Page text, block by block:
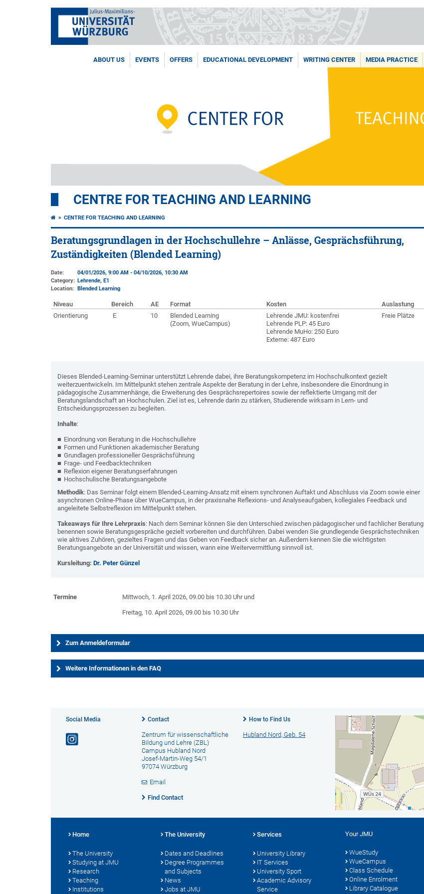
ABOUT US EVENTS OFFERS EDUCATIONAL DEVELOPMENT WRITING CENTER MEDIA PRACTICE
CENTRE FOR TEACHING AND LEARNING
CENTRE FOR TEACHING AND LEARNING
Beratungsgrundlagen in der Hochschullehre – Anlässe, Gesprächsführung,
Zuständigkeiten (Blended Learning)
Date:
04/01/2026, 9:00 AM - 04/10/2026, 10:30 AM
Category: Lehrende, E1
Location: Blended Learning
Niveau Bereich AE Format Kosten
Auslastung
Orientierung
E 10
Blended Learning
(Zoom, WueCampus)
Lehrende JMU: kostenfrei
Lehrende PLP: 45 Euro
Lehrende MuHo: 250 Euro
Externe: 487 Euro
Freie Plätze
Dieses Blended-Learning-Seminar unterstützt Lehrende dabei, ihre Beratungskompetenz im Hochschulkontext gezielt
weiterzuentwickeln. Im Mittelpunkt stehen zentrale Aspekte der Beratung in der Lehre, insbesondere die Einordnung in
pädagogische Zusammenhänge, die Erweiterung des Gesprächsrepertoires sowie der reflektierte Umgang mit der
Beratungslandschaft an Hochschulen. Ziel ist es, Lehrende darin zu stärken, Studierende wirksam in Lern- und
Entscheidungsprozessen zu begleiten.
Inhalte:
Einordnung von Beratung in die Hochschullehre
Formen und Funktionen akademischer Beratung
Grundlagen professioneller Gesprächsführung
Frage- und Feedbacktechniken
Reflexion eigener Beratungserfahrungen
Hochschulische Beratungsangebote
Methodik: Das Seminar folgt einem Blended-Learning-Ansatz mit einem synchronen Auftakt und Abschluss via Zoom sowie einer
asynchronen Online-Phase über WueCampus, in der praxisnahe Reflexions- und Analyseaufgaben, kollegiales Feedback und
angeleitete Selbstreflexion im Mittelpunkt stehen.
Takeaways für Ihre Lehrpraxis: Nach dem Seminar können Sie den Unterschied zwischen pädagogischer und fachlicher Beratung
benennen sowie Beratungsgespräche gezielt vorbereiten und durchführen. Dabei wenden Sie grundlegende Gesprächstechniken
wie aktives Zuhören, gezieltes Fragen und das Geben von Feedback sicher an. Außerdem kennen Sie die wichtigsten
Beratungsangebote an der Universität und wissen, wann eine Weitervermittlung sinnvoll ist.
Kursleitung: Dr. Peter Günzel
Termine Mittwoch, 1. April 2026, 09.00 bis 10.30 Uhr und
Freitag, 10. April 2026, 09.00 bis 10.30 Uhr
Zum Anmeldeformular
Weitere Informationen in den FAQ
Social Media Contact
Zentrum für wissenschaftliche
Bildung und Lehre (ZBL)
Campus Hubland Nord
Josef-Martin-Weg 54/1
97074 Würzburg
Email
Find Contact
How to Find Us
Hubland Nord, Geb. 54
Home
The University
Studying at JMU
Research
Teaching
Institutions
The University
Dates and Deadlines
Degree Programmes
and Subjects
News
Jobs at JMU
Services
University Library
IT Services
University Sport
Academic Advisory
Service
Your JMU
WueStudy
WueCampus
Class Schedule
Online Enrolment
Library Catalogue